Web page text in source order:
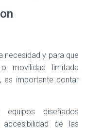
necesidad y para que
movilidad limitada
es importante contar
diseñados
de las